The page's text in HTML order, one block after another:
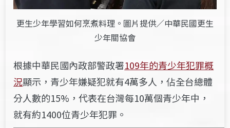
更生少年學習如何烹煮料理。圖片提供／中華民國更生
少年關協會
根據中華民國內政部警政署109年的青少年犯罪概
況顯示，青少年嫌疑犯就有4萬多人，佔全台總體
分人數的15%，代表在台灣每10萬個青少年中，
就有約1400位青少年犯罪。